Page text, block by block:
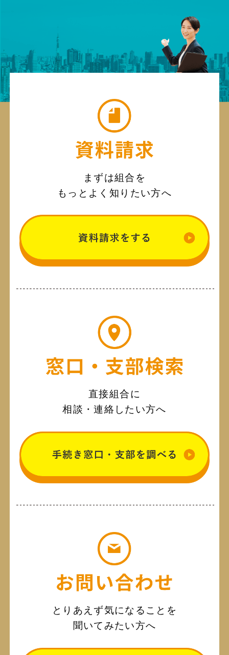
まずは組合を
もっとよく知りたい方へ
直接組合に
相談・連絡したい方へ
とりあえず気になることを
聞いてみたい方へ